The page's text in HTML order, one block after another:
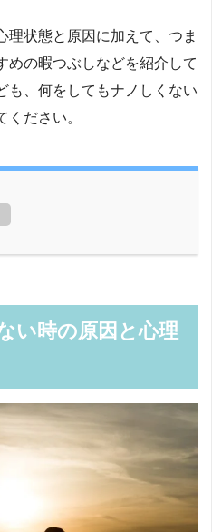
理状態と原因に加えて、つま
めの暇つぶしなどを紹介して
も、何をしてもナノしくない
ください。
い時の原因と心理